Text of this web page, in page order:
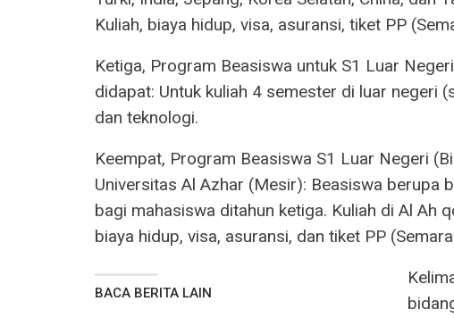
Kuliah, biaya hidup, visa, asuransi, tiket PP
Ketiga, Program Beasiswa untuk S1 Luar
didapat: Untuk kuliah 4 semester di luar negeri
dan teknologi.
Keempat, Program Beasiswa S1 Luar Negeri
Universitas Al Azhar (Mesir): Beasiswa berupa
bagi mahasiswa ditahun ketiga. Kuliah di Al Ah
biaya hidup, visa, asuransi, dan tiket PP
BACA BERITA LAIN